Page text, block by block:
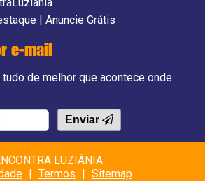
| Anuncie Grátis
e-mail
de melhor que acontece onde
Enviar
LUZIÂNIA
| Termos | Sitemap